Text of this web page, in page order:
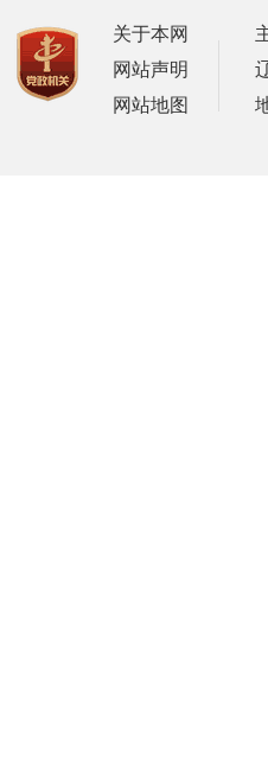
关于本网
网站声明
网站地图